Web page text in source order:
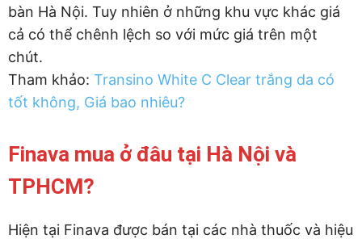
bàn Hà Nội. Tuy nhiên ở những khu vực khác giá
cả có thể chênh lệch so với mức giá trên một
chút.
Tham khảo: Transino White C Clear trắng da có
tốt không, Giá bao nhiêu?
Finava mua ở đâu tại Hà Nội và
TPHCM?
Hiện tại Finava được bán tại các nhà thuốc và hiệu